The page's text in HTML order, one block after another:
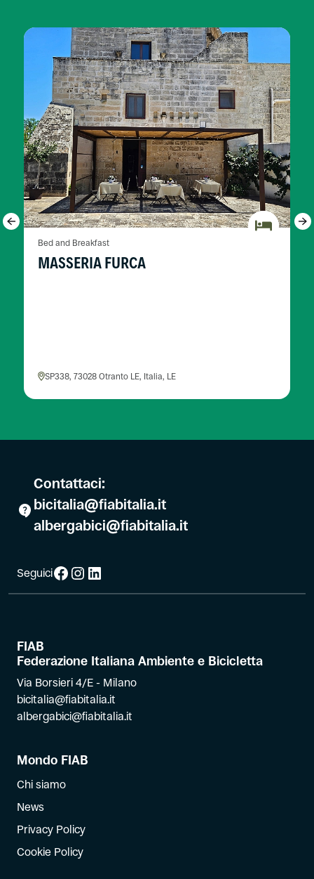
Bed and Breakfast
MASSERIA FURCA
SP338, 73028 Otranto LE, Italia, LE
Contattaci:
bicitalia@fiabitalia.it
albergabici@fiabitalia.it
SeguiciFacebook
Instagram
LinkedIn
FIAB
Federazione Italiana Ambiente e Bicicletta
Via Borsieri 4/E - Milano
bicitalia@fiabitalia.it
albergabici@fiabitalia.it
Mondo FIAB
Chi siamo
News
Privacy Policy
Cookie Policy